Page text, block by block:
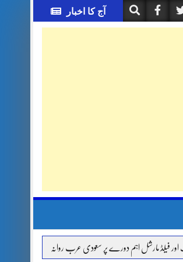
آج کا اخبار
اہم دورے پر سعودی عرب روانہ آئی ایم ایف مخصوص